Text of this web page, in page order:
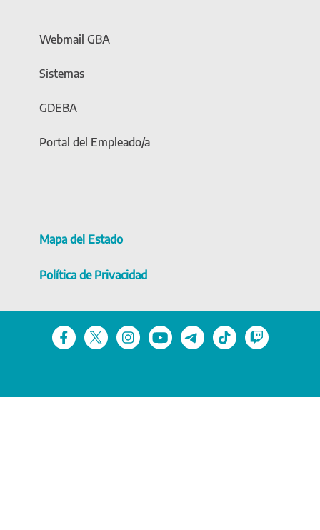
Webmail GBA
Sistemas
GDEBA
Portal del Empleado/a
Mapa del Estado
Política de Privacidad